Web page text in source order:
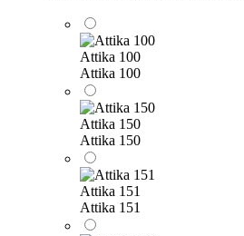
Attika 100
Attika 100
Attika 150
Attika 150
Attika 151
Attika 151